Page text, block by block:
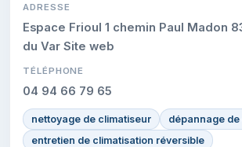
ADRESSE
Espace Frioul 1 chemin Paul Madon
du Var Site web
TÉLÉPHONE
04 94 66 79 65
nettoyage de climatiseur
dépannage
entretien de climatisation réversible